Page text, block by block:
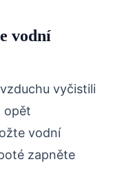
vodní
vyčistili
opět
vodní
zapněte